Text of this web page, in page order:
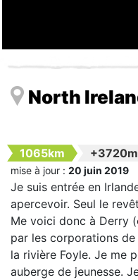
North
1065km +3720m
mise à jour : 20 juin 2019
Je suis entrée en
apercevoir. Seul le
Me voici donc à Derry
par les corporations de
la rivière Foyle. Je me
auberge de jeunesse.